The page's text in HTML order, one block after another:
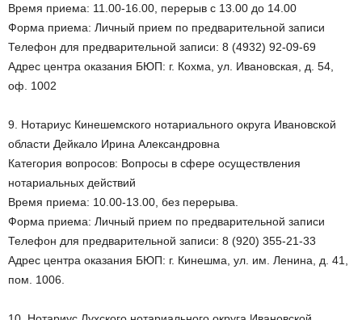
Время приема: 11.00-16.00, перерыв с 13.00 до 14.00
Форма приема: Личный прием по предварительной записи
Телефон для предварительной записи: 8 (4932) 92-09-69
Адрес центра оказания БЮП: г. Кохма, ул. Ивановская, д. 54,
оф. 1002
9. Нотариус Кинешемского нотариального округа Ивановской
области Дейкало Ирина Александровна
Категория вопросов: Вопросы в сфере осуществления
нотариальных действий
Время приема: 10.00-13.00, без перерыва.
Форма приема: Личный прием по предварительной записи
Телефон для предварительной записи: 8 (920) 355-21-33
Адрес центра оказания БЮП: г. Кинешма, ул. им. Ленина, д. 41,
пом. 1006.